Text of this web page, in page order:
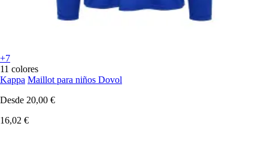
+7
11 colores
Kappa Maillot para niños Dovol
Desde 20,00 €
16,02 €